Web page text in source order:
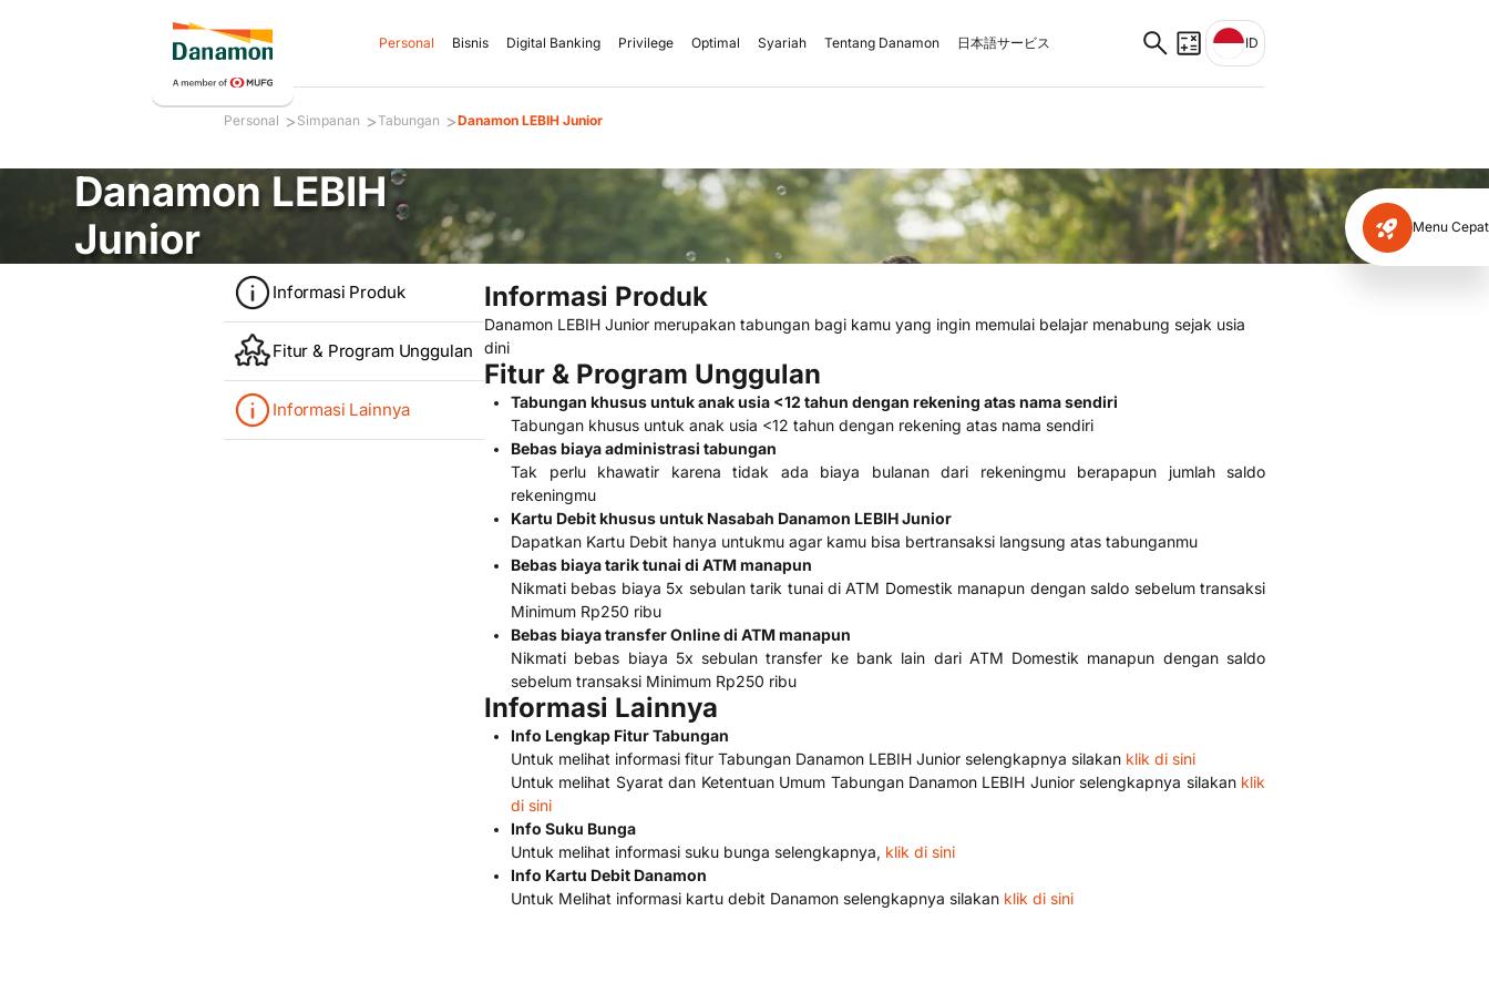
Personal Bisnis Digital Banking Privilege Optimal Syariah Tentang Danamon 日本語サービス ID
Personal > Simpanan >Tabungan >Danamon LEBIH Junior
Menu Cepat
Danamon LEBIH
Junior
Informasi Produk
Fitur & Program Unggulan
Informasi Lainnya
Informasi Produk
Danamon LEBIH Junior merupakan tabungan bagi kamu yang ingin memulai belajar menabung sejak usia
dini
Fitur & Program Unggulan
Tabungan khusus untuk anak usia <12 tahun dengan rekening atas nama sendiri
Tabungan khusus untuk anak usia <12 tahun dengan rekening atas nama sendiri
Bebas biaya administrasi tabungan
Tak perlu khawatir karena tidak ada biaya bulanan dari rekeningmu berapapun jumlah saldo
rekeningmu
Kartu Debit khusus untuk Nasabah Danamon LEBIH Junior
Dapatkan Kartu Debit hanya untukmu agar kamu bisa bertransaksi langsung atas tabunganmu
Bebas biaya tarik tunai di ATM manapun
Nikmati bebas biaya 5x sebulan tarik tunai di ATM Domestik manapun dengan saldo sebelum transaksi
Minimum Rp250 ribu
Bebas biaya transfer Online di ATM manapun
Nikmati bebas biaya 5x sebulan transfer ke bank lain dari ATM Domestik manapun dengan saldo
sebelum transaksi Minimum Rp250 ribu
Informasi Lainnya
Info Lengkap Fitur Tabungan
Untuk melihat informasi fitur Tabungan Danamon LEBIH Junior selengkapnya silakan klik di sini
Untuk melihat Syarat dan Ketentuan Umum Tabungan Danamon LEBIH Junior selengkapnya silakan klik
di sini
Info Suku Bunga
Untuk melihat informasi suku bunga selengkapnya, klik di sini
Info Kartu Debit Danamon
Untuk Melihat informasi kartu debit Danamon selengkapnya silakan klik di sini